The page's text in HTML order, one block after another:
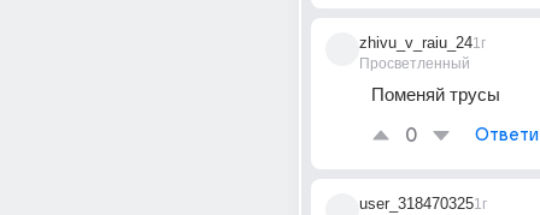
zhivu_v_raiu_24
Просветленный
1г
Поменяй трусы
0
user_3184703251г